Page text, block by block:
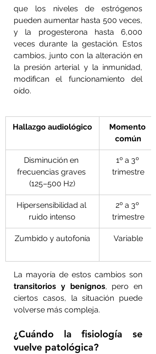
que los niveles de estrógenos
pueden aumentar hasta 500 veces,
y la progesterona hasta 6,000
veces durante la gestación. Estos
cambios, junto con la alteración en
la presión arterial y la inmunidad,
modifican el funcionamiento del
oído.
Hallazgo audiológico
Momento
común
Disminución en
frecuencias graves
(125–500 Hz)
1º a 3º
trimestre
Hipersensibilidad al
ruido intenso
2º a 3º
trimestre
Zumbido y autofonía Variable
transitorios y benignos, pero en
ciertos casos, la situación puede
volverse más compleja.
¿Cuándo la fisiología se
vuelve patológica?